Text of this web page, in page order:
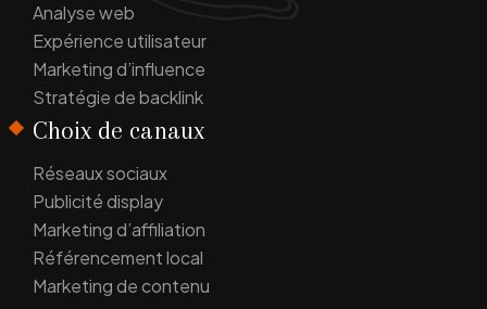
Analyse web
Expérience utilisateur
Marketing d’influence
Stratégie de backlink
Choix de canaux
Réseaux sociaux
Publicité display
Marketing d’affiliation
Référencement local
Marketing de contenu